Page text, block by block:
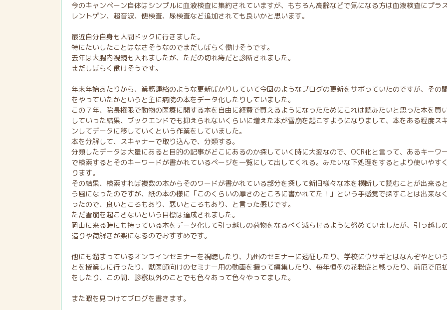
今のキャンペーン自体はシンプルに血液検査に集約されていますが、もちろん高齢などで気になる方は血液検査にプラ
レントゲン、超音波、便検査、尿検査など追加されても良いかと思います。
最近自分自身も人間ドックに行きました。
特にたいしたことはなさそうなのでまだしばらく働けそうです。
去年は大腸内視鏡も入れましたが、ただの切れ痔だと診断されました。
まだしばらく働けそうです。
年末年始あたりから、業務連絡のような更新ばかりしていて今回のようなブログの更新をサボっていたのですが、その
をやっていたかというと主に病院の本をデータ化したりしていました。
この７年、院長権限で動物の医療に関する本を自由に経費で買えるようになったためにこれは読みたいと思った本を買
していった結果、ブックエンドでも抑えられないくらいに増えた本が雪崩を起こすようになりまして、本をある程度ス
ンしてデータに移していくという作業をしていました。
本を分解して、スキャナーで取り込んで、分類する。
分類したデータは大量にあると目的の記事がどこにあるのか探していく時に大変なので、OCR化と言って、あるキーワ
で検索するとそのキーワードが書かれているページを一覧にして出してくれる。みたいな下処理をするとより使いやす
ります。
その結果、検索すれば複数の本からそのワードが書かれている部分を探して新旧様々な本を横断して読むことが出来る
う風になったのですが、紙の本の様に「このくらいの厚さのところに書かれてた！」という手感覚で探すことは出来な
ったので、良いところもあり、悪いところもあり、と言った感じです。
ただ雪崩を起こさないという目標は達成されました。
岡山に来る時にも持っている本をデータ化して引っ越しの荷物をなるべく減らせるように努めていましたが、引っ越し
造りや荷解きが楽になるのでおすすめです。
他にも溜まっているオンラインセミナーを視聴したり、九州のセミナーに遠征したり、学校にウサギとはなんぞやとい
とを授業しに行ったり、獣医師向けのセミナー用の動画を撮って編集したり、毎年恒例の花粉症と戦ったり、前厄で厄
をしたり、この間、診察以外のことでも色々あって色々やってました。
また暇を見つけてブログを書きます。